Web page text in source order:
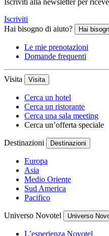
Iscriviti alla newsletter per
Iscriviti
Hai bisogno di aiuto?
Hai
Le mie prenotazioni
Domande frequenti
Visita Visita
Cerca un hotel
Cerca un ristorante
Cerca una sala meeting
Cerca un’offerta speciale
Destinazioni Destinazioni
Europa
Asia
Medio Oriente
Sud America
Pacifico
Universo Novotel Universo
L’esperienza Novotel